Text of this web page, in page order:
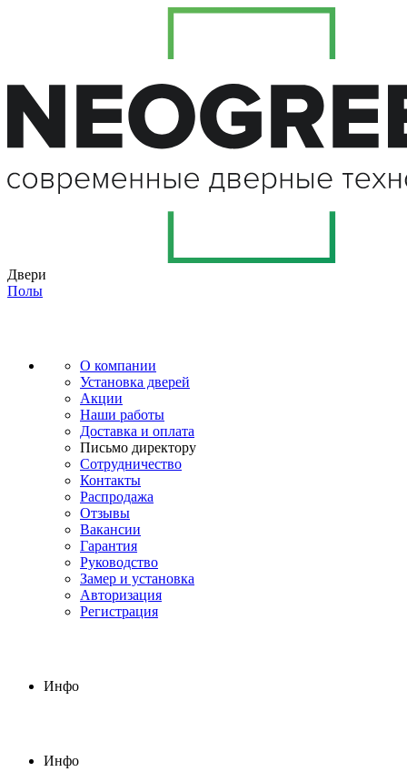
Двери
Полы
О компании
Установка дверей
Акции
Наши работы
Доставка и оплата
Письмо директору
Сотрудничество
Контакты
Распродажа
Отзывы
Вакансии
Гарантия
Руководство
Замер и установка
Авторизация
Регистрация
Инфо
Инфо